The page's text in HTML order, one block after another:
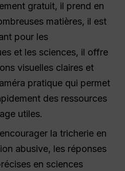
gratuit, il prend en
matières, il est
pour les
et les sciences, il offre
visuelles claires et
pratique qui permet
des ressources
utiles.
la tricherie en
abusive, les réponses
en sciences